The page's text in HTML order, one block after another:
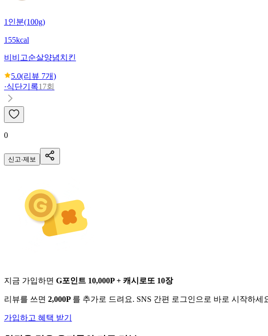
1인분(100g)
155kcal
비비고순살양념치킨
5.0(리뷰 7개)
·식단기록17회
0
신고·제보
지금 가입하면 G포인트 10,000P + 캐시로또 10장
리뷰를 쓰면 2,000P 를 추가로 드려요. SNS 간편 로그인으로 바로 시작하세
가입하고 혜택 받기